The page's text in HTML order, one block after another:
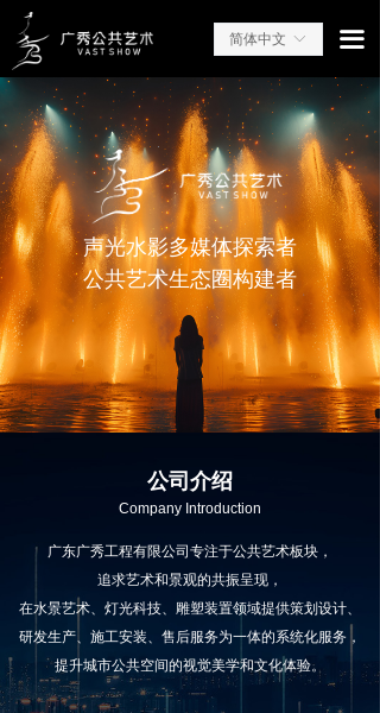
ꀅ
简体中文 끀
公司介绍
Company Introduction
广东广秀工程有限公司专注于公共艺术板块，
追求艺术和景观的共振呈现，
在水景艺术、灯光科技、雕塑装置领域提供策划设计、
研发生产、施工安装、售后服务为一体的系统化服务，
提升城市公共空间的视觉美学和文化体验。
声光水影多媒体探索者
公共艺术生态圈构建者